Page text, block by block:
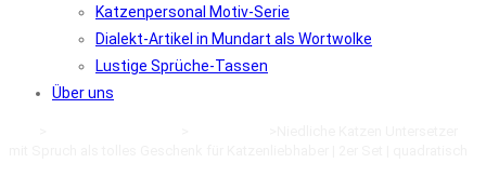
Katzenpersonal Motiv-Serie
Dialekt-Artikel in Mundart als Wortwolke
Lustige Sprüche-Tassen
Über uns